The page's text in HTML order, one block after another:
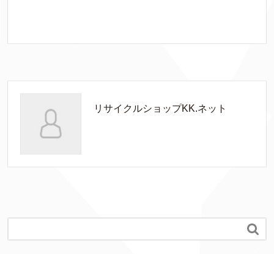
リサイクルショップKK.ネット
